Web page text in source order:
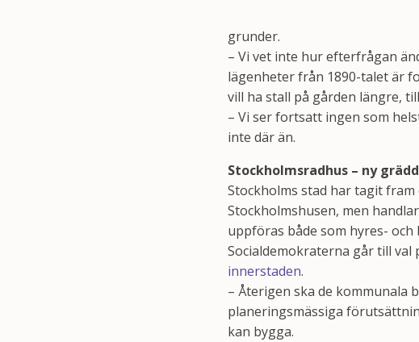
grunder.
– Vi vet inte hur efterfrågan
lägenheter från 1890-talet är
vill ha stall på gården längre,
– Vi ser fortsatt ingen som
inte där än.
Stockholmsradhus – ny
Stockholms stad har tagit
Stockholmshusen, men
uppföras både som hyres-
Socialdemokraterna går till val
innerstaden.
– Återigen ska de kommunala
planeringsmässiga
kan bygga.